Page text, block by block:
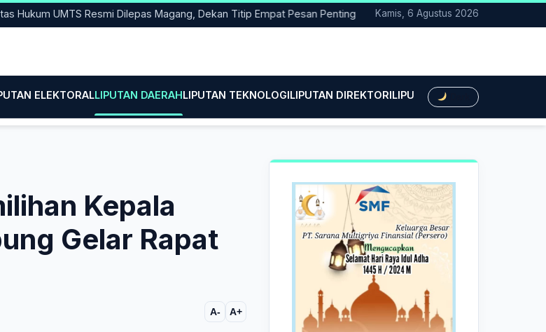
UMTS Resmi Dilepas Magang, Dekan Titip Empat Pesan Penting Pacitan Tembus Peringkat 38 Nasional
Kamis, 6 Agustus 2026
ELEKTORALLIPUTAN DAERAHLIPUTAN TEKNOLOGILIPUTAN DIREKTORILIPUTAN HUKUMLIPUTAN
Kepala
Gelar Rapat
A- A+